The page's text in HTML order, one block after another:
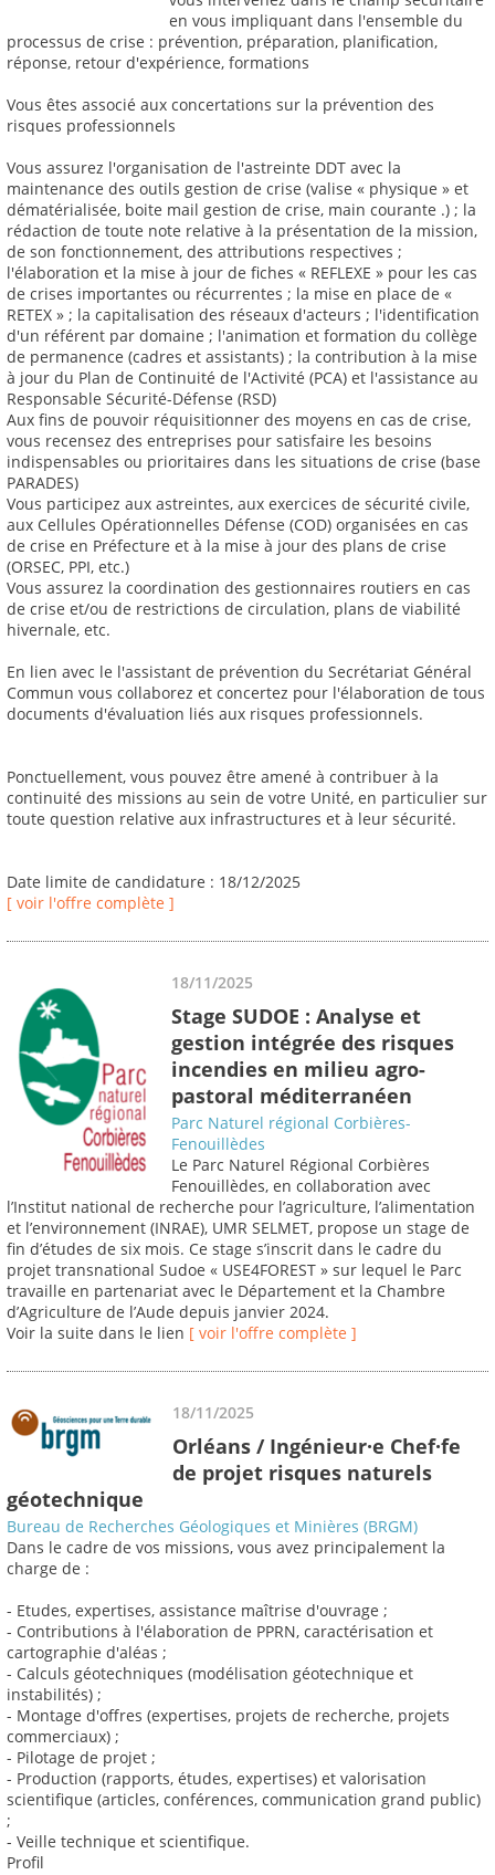
en vous impliquant dans l'ensemble du
processus de crise : prévention, préparation, planification,
réponse, retour d'expérience, formations
Vous êtes associé aux concertations sur la prévention des
risques professionnels
Vous assurez l'organisation de l'astreinte DDT avec la
maintenance des outils gestion de crise (valise « physique » et
dématérialisée, boite mail gestion de crise, main courante .) ; la
rédaction de toute note relative à la présentation de la mission,
de son fonctionnement, des attributions respectives ;
l'élaboration et la mise à jour de fiches « REFLEXE » pour les cas
de crises importantes ou récurrentes ; la mise en place de «
RETEX » ; la capitalisation des réseaux d'acteurs ; l'identification
d'un référent par domaine ; l'animation et formation du collège
de permanence (cadres et assistants) ; la contribution à la mise
à jour du Plan de Continuité de l'Activité (PCA) et l'assistance au
Responsable Sécurité-Défense (RSD)
Aux fins de pouvoir réquisitionner des moyens en cas de crise,
vous recensez des entreprises pour satisfaire les besoins
indispensables ou prioritaires dans les situations de crise (base
PARADES)
Vous participez aux astreintes, aux exercices de sécurité civile,
aux Cellules Opérationnelles Défense (COD) organisées en cas
de crise en Préfecture et à la mise à jour des plans de crise
(ORSEC, PPI, etc.)
Vous assurez la coordination des gestionnaires routiers en cas
de crise et/ou de restrictions de circulation, plans de viabilité
hivernale, etc.
En lien avec le l'assistant de prévention du Secrétariat Général
Commun vous collaborez et concertez pour l'élaboration de tous
documents d'évaluation liés aux risques professionnels.
Ponctuellement, vous pouvez être amené à contribuer à la
continuité des missions au sein de votre Unité, en particulier sur
toute question relative aux infrastructures et à leur sécurité.
Date limite de candidature : 18/12/2025
[ voir l'offre complète ]
18/11/2025
Stage SUDOE : Analyse et
gestion intégrée des risques
incendies en milieu agro-
pastoral méditerranéen
Parc Naturel régional Corbières-
Fenouillèdes
Le Parc Naturel Régional Corbières
Fenouillèdes, en collaboration avec
l’Institut national de recherche pour l’agriculture, l’alimentation
et l’environnement (INRAE), UMR SELMET, propose un stage de
fin d’études de six mois. Ce stage s’inscrit dans le cadre du
projet transnational Sudoe « USE4FOREST » sur lequel le Parc
travaille en partenariat avec le Département et la Chambre
d’Agriculture de l’Aude depuis janvier 2024.
Voir la suite dans le lien [ voir l'offre complète ]
18/11/2025
Orléans / Ingénieur·e Chef·fe
de projet risques naturels
géotechnique
Bureau de Recherches Géologiques et Minières (BRGM)
Dans le cadre de vos missions, vous avez principalement la
charge de :
- Etudes, expertises, assistance maîtrise d'ouvrage ;
- Contributions à l'élaboration de PPRN, caractérisation et
cartographie d'aléas ;
- Calculs géotechniques (modélisation géotechnique et
instabilités) ;
- Montage d'offres (expertises, projets de recherche, projets
commerciaux) ;
- Pilotage de projet ;
- Production (rapports, études, expertises) et valorisation
scientifique (articles, conférences, communication grand public)
;
- Veille technique et scientifique.
Profil